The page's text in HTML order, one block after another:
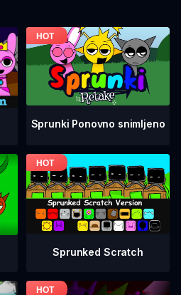
Sprunki Ponovno snimljeno
Sprunked Scratch